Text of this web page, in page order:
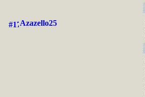
Azazello25